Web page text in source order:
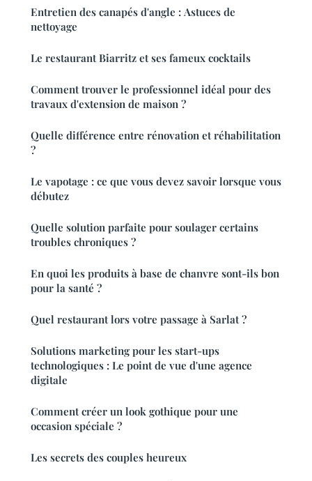
Entretien des canapés d'angle : Astuces de
nettoyage
Le restaurant Biarritz et ses fameux cocktails
Comment trouver le professionnel idéal pour des
travaux d'extension de maison ?
Quelle différence entre rénovation et réhabilitation
?
Le vapotage : ce que vous devez savoir lorsque vous
débutez
Quelle solution parfaite pour soulager certains
troubles chroniques ?
En quoi les produits à base de chanvre sont-ils bon
pour la santé ?
Quel restaurant lors votre passage à Sarlat ?
Solutions marketing pour les start-ups
technologiques : Le point de vue d'une agence
digitale
Comment créer un look gothique pour une
occasion spéciale ?
Les secrets des couples heureux